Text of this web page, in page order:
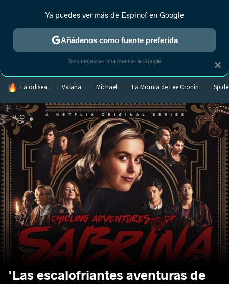
ESTRENOS REALITY ANIME RANKINGS CINE
HOY SE HABLA DE
La odisea Vaiana Michael La Momia de Lee Cronin
'Las escalofriantes aventuras de
×
Ya puedes ver más de Espinof en Google
Añádenos como fuente preferida
Solo necesitas una cuenta de Google